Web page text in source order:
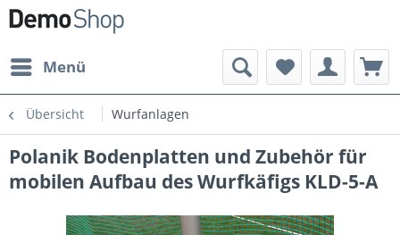
Menü
Übersicht Wurfanlagen
Polanik Bodenplatten und Zubehör für
mobilen Aufbau des Wurfkäfigs KLD-5-A